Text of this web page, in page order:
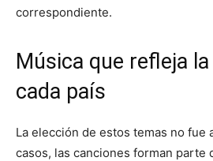
correspondiente.
Música que refleja
cada país
La elección de estos temas no fue
casos, las canciones forman parte